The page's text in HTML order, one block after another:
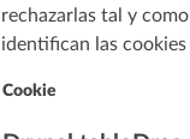
rechazarlas tal y
identifican las
Cookie